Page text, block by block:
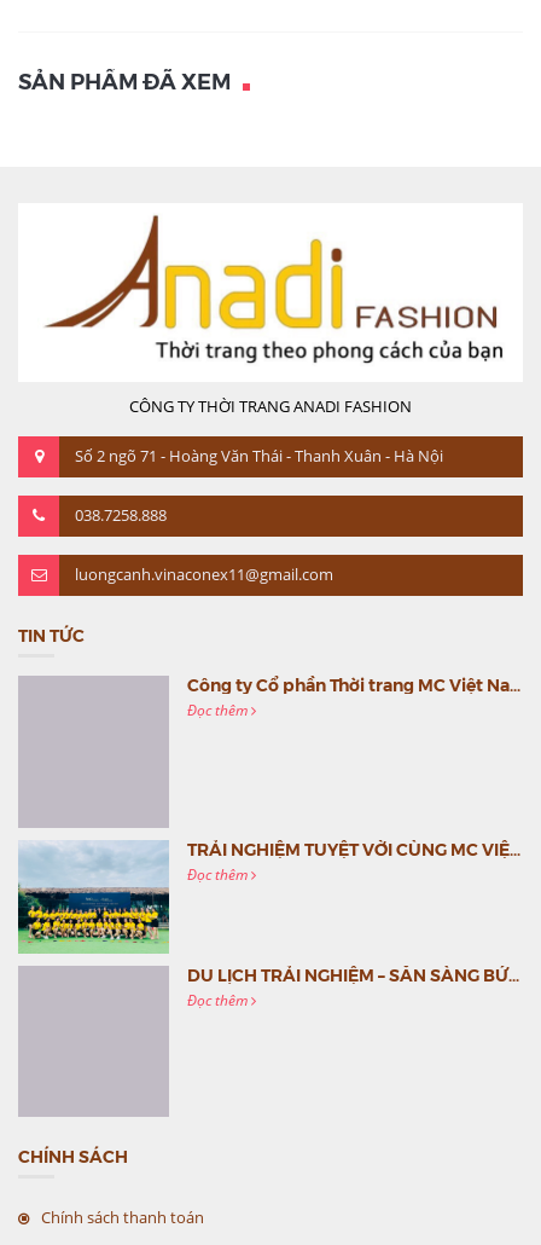
SẢN PHẨM ĐÃ XEM
CÔNG TY THỜI TRANG ANADI FASHION
Số 2 ngõ 71 - Hoàng Văn Thái - Thanh Xuân - Hà Nội
038.7258.888
luongcanh.vinaconex11@gmail.com
TIN TỨC
Công ty Cổ phần Thời trang MC Việt Nam (MC Fashion) tổ chức Gala mừng sinh nhật lần thứ 9
Đọc thêm
TRẢI NGHIỆM TUYỆT VỜI CÙNG MC VIỆT NAM
Đọc thêm
DU LỊCH TRẢI NGHIỆM – SẴN SÀNG BỨT PHÁ CÙNG MC VIỆT NAM
Đọc thêm
CHÍNH SÁCH
Chính sách thanh toán